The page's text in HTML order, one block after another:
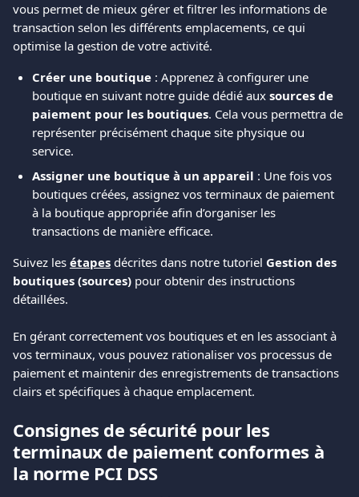
vous permet de mieux gérer et filtrer les informations de
transaction selon les différents emplacements, ce qui
optimise la gestion de votre activité.
Créer une boutique : Apprenez à configurer une
boutique en suivant notre guide dédié aux sources de
paiement pour les boutiques. Cela vous permettra de
représenter précisément chaque site physique ou
service.
Assigner une boutique à un appareil : Une fois vos
boutiques créées, assignez vos terminaux de paiement
à la boutique appropriée afin d’organiser les
transactions de manière efficace.
Suivez les étapes décrites dans notre tutoriel Gestion des
boutiques (sources) pour obtenir des instructions
détaillées.
En gérant correctement vos boutiques et en les associant à
vos terminaux, vous pouvez rationaliser vos processus de
paiement et maintenir des enregistrements de transactions
clairs et spécifiques à chaque emplacement.
Consignes de sécurité pour les
terminaux de paiement conformes à
la norme PCI DSS